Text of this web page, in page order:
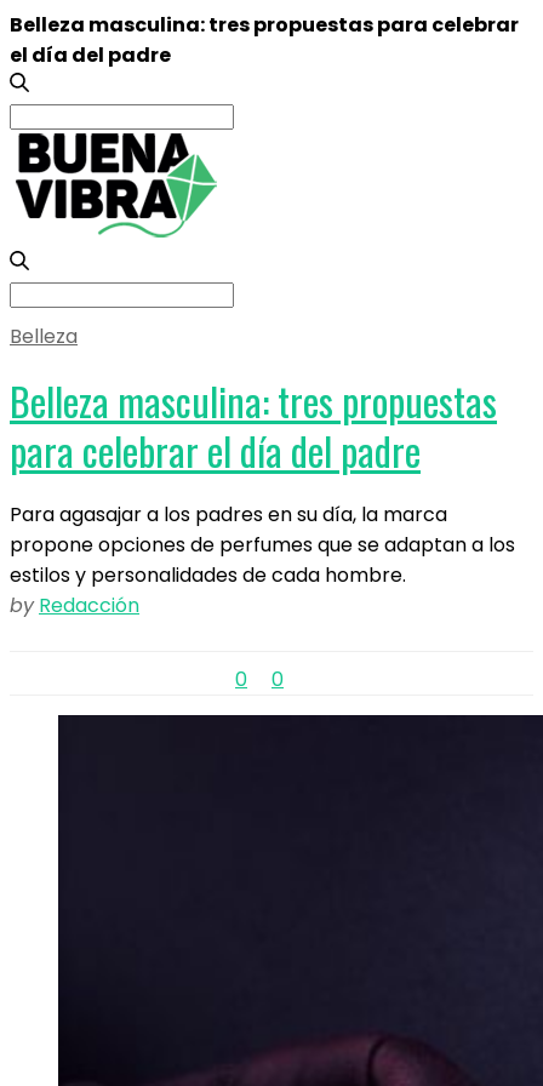
Belleza masculina: tres propuestas para celebrar
el día del padre
Search
for:
Search
Belleza
Belleza masculina: tres propuestas
para celebrar el día del padre
Para agasajar a los padres en su día, la marca
propone opciones de perfumes que se adaptan a los
estilos y personalidades de cada hombre.
by Redacción
0 0